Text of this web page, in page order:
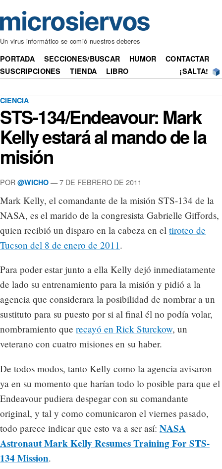
Un virus informático se comió nuestros deberes
PORTADA SECCIONES/BUSCAR HUMOR
CONTACTAR
SUSCRIPCIONES
TIENDA LIBRO ¡SALTA!
CIENCIA
STS-134/Endeavour: Mark
Kelly estará al mando de la
misión
POR @WICHO — 7 DE FEBRERO DE 2011
Mark Kelly, el comandante de la misión STS-134 de la
NASA, es el marido de la congresista Gabrielle Giffords,
quien recibió un disparo en la cabeza en el tiroteo de
Tucson del 8 de enero de 2011.
Para poder estar junto a ella Kelly dejó inmediatamente
de lado su entrenamiento para la misión y pidió a la
agencia que considerara la posibilidad de nombrar a un
sustituto para su puesto por si al final él no podía volar,
nombramiento que recayó en Rick Sturckow, un
veterano con cuatro misiones en su haber.
De todos modos, tanto Kelly como la agencia avisaron
ya en su momento que harían todo lo posible para que el
Endeavour pudiera despegar con su comandante
original, y tal y como comunicaron el viernes pasado,
todo parece indicar que esto va a ser así: NASA
Astronaut Mark Kelly Resumes Training For STS-
134 Mission.